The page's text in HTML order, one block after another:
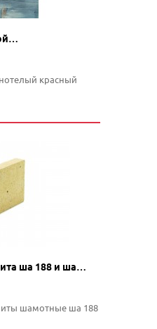
красный
ша 188 и ша…
шамотные ша 188